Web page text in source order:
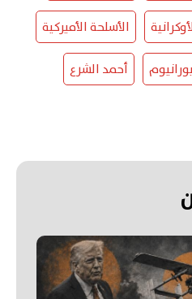
الأسلحة الأميركية
أحمد الشرع